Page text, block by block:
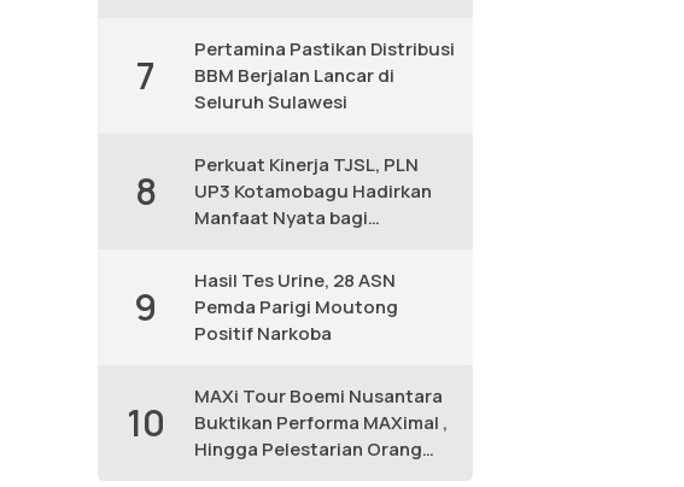
7
Pertamina Pastikan Distribusi
BBM Berjalan Lancar di
Seluruh Sulawesi
8
Perkuat Kinerja TJSL, PLN
UP3 Kotamobagu Hadirkan
Manfaat Nyata bagi
9
Hasil Tes Urine, 28 ASN
Pemda Parigi Moutong
Positif Narkoba
10
MAXi Tour Boemi Nusantara
Buktikan Performa MAXimal ,
Hingga Pelestarian Orang